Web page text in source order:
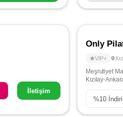
İletişim
Only
VIP+
Meşrutiyet
Kızılay-
%10